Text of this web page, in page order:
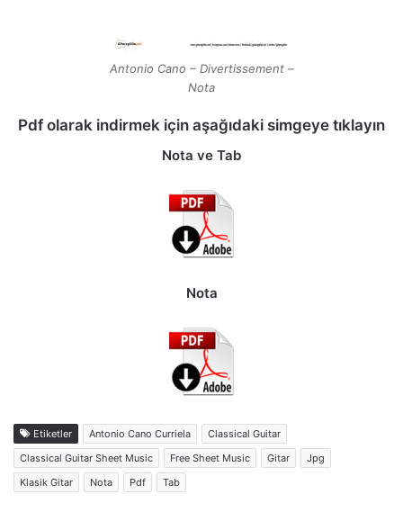
Antonio Cano – Divertissement –
Nota
Pdf olarak indirmek için aşağıdaki simgeye tıklayın
Nota ve Tab
Nota
Etiketler Antonio Cano Curriela
Classical Guitar
Classical Guitar Sheet Music
Free Sheet Music Gitar
Jpg
Klasik Gitar
Nota Pdf Tab